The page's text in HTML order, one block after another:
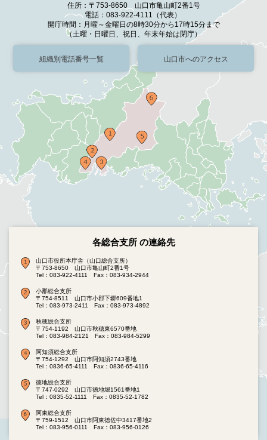
住所：〒753-8650 山口市亀山町2番1号
電話：083-922-4111（代表）
開庁時間：月曜～金曜日の8時30分から17時15分まで
（土曜・日曜日、祝日、年末年始は閉庁）
組織別電話番号一覧 山口市へのアクセス
各総合支所 の連絡先
山口市役所本庁舎（山口総合支所）
〒753-8650 山口市亀山町2番1号
Tel：083-922-4111
Fax：083-934-2944
小郡総合支所
〒754-8511 山口市小郡下郷609番地1
Tel：083-973-2411
Fax：083-973-4892
秋穂総合支所
〒754-1192 山口市秋穂東6570番地
Tel：083-984-2121
Fax：083-984-5299
阿知須総合支所
〒754-1292 山口市阿知須2743番地
Tel：0836-65-4111
Fax：0836-65-4116
徳地総合支所
〒747-0292 山口市徳地堀1561番地1
Tel：0835-52-1111
Fax：0835-52-1782
阿東総合支所
〒759-1512 山口市阿東徳佐中3417番地2
Tel：083-956-0111
Fax：083-956-0126